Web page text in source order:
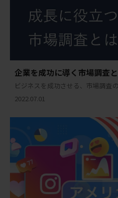
企業を成功に導く市場調査
ビジネスを成功させる、市場調査
2022.07.01